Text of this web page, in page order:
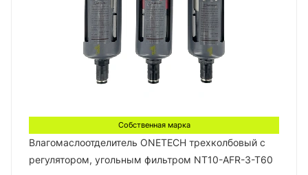
Собственная марка
Влагомаслоотделитель ONETECH трехколбовый с
регулятором, угольным фильтром NT10-AFR-3-T60